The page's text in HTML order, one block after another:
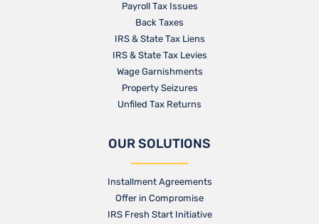
Payroll Tax Issues
Back Taxes
IRS & State Tax Liens
IRS & State Tax Levies
Wage Garnishments
Property Seizures
Unfiled Tax Returns
OUR SOLUTIONS
Installment Agreements
Offer in Compromise
IRS Fresh Start Initiative